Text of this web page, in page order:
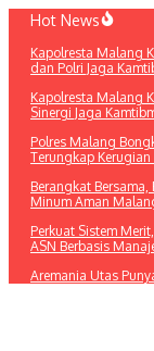
Lewati
konten
Hot News
Kapolresta Malang
dan Polri Jaga
Kapolresta Malang
Sinergi Jaga
Polres Malang
Terungkap Kerugian
Berangkat
Minum Aman
Perkuat Sistem
ASN Berbasis
Aremania Utas